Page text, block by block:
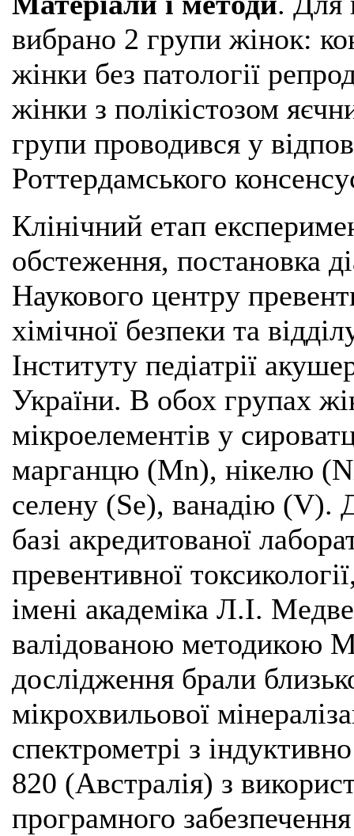
вибрано 2 групи жінок:
жінки без патології
жінки з полікістозом
групи проводився у
Роттердамського
Клінічний етап
обстеження, постановка
Наукового центру
хімічної безпеки та
Інституту педіатрії
України. В обох групах
мікроелементів у
марганцю (Мn), нікелю
селену (Se), ванадію (V).
базі акредитованої
превентивної
імені академіка Л.I.
валідованою методикою
дослідження брали
мікрохвильової
спектрометрі з
820 (Австралія) з
програмного